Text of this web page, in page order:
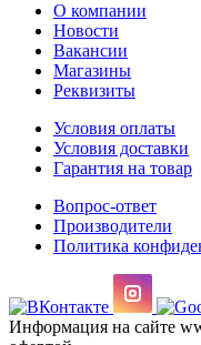
О компании
Новости
Вакансии
Магазины
Реквизиты
Условия оплаты
Условия доставки
Гарантия на товар
Вопрос-ответ
Производители
Политика
Информация на сайте